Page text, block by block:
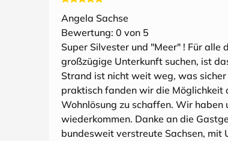
Angela Sachse
Bewertung: 0 von 5
Super Silvester und "Meer" ! Für
großzügige Unterkunft suchen, ist
Strand ist nicht weit weg, was
praktisch fanden wir die Möglichkeit
Wohnlösung zu schaffen. Wir haben
wiederkommen. Danke an die
bundesweit verstreute Sachsen, mit